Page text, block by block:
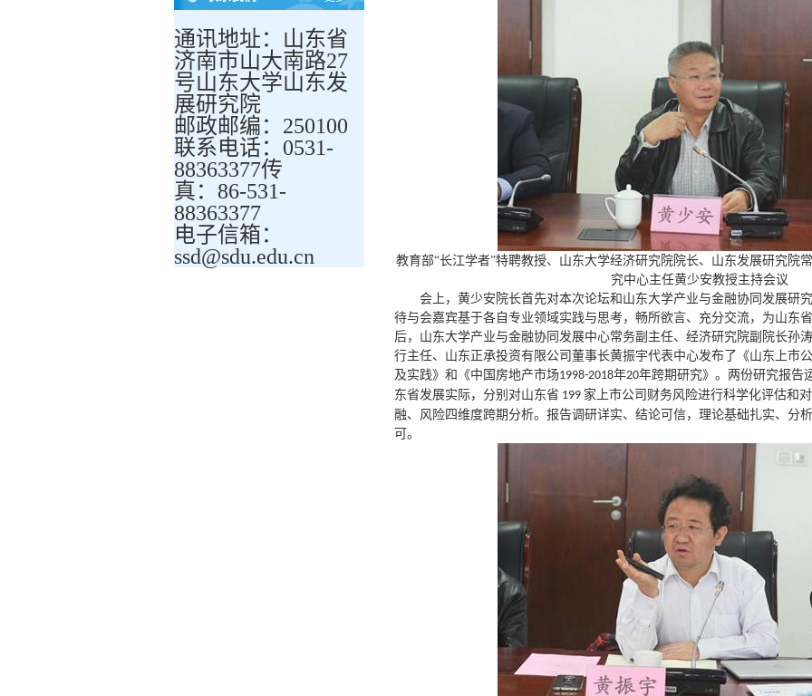
通讯地址：山东省
济南市山大南路27
号山东大学山东发
展研究院
邮政邮编：250100
联系电话：0531-
88363377传
真：86-531-
88363377
电子信箱：
ssd@sdu.edu.cn
教育部“长江学者”特聘教授、山东大学经济研究院院长、山东发展研究院
究中心主任黄少安教授主持会议
会上，黄少安院长首先对本次论坛和山东大学产业与金融协同发展研
待与会嘉宾基于各自专业领域实践与思考，畅所欲言、充分交流，为山东
后，山东大学产业与金融协同发展中心常务副主任、经济研究院副院长孙
行主任、山东正承投资有限公司董事长黄振宇代表中心发布了《山东上市
及实践》和《中国房地产市场1998-2018年20年跨期研究》。两份研究报告
东省发展实际，分别对山东省 199 家上市公司财务风险进行科学化评估和
融、风险四维度跨期分析。报告调研详实、结论可信，理论基础扎实、分
可。